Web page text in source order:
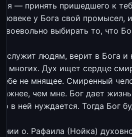
— принять пришедшего к
у Бога свой промысел,
своевольно выбирать то, что
служит людям, верит в Бога и
многих. Дух ищет сердце
не мнящее. Смиренный
важнее, чем мне. Бог дает
в ней нуждается. Тогда Бог
о. Рафаила (Нойка)